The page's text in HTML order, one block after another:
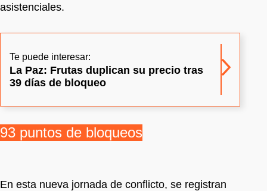
asistenciales.
Te puede interesar:
La Paz: Frutas duplican su precio tras
39 días de bloqueo
93 puntos de bloqueos
En esta nueva jornada de conflicto, se registran